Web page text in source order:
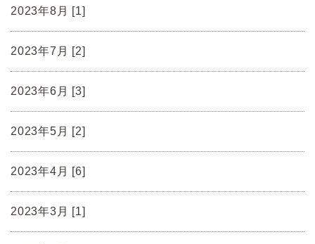
2023年8月 [1]
2023年7月 [2]
2023年6月 [3]
2023年5月 [2]
2023年4月 [6]
2023年3月 [1]